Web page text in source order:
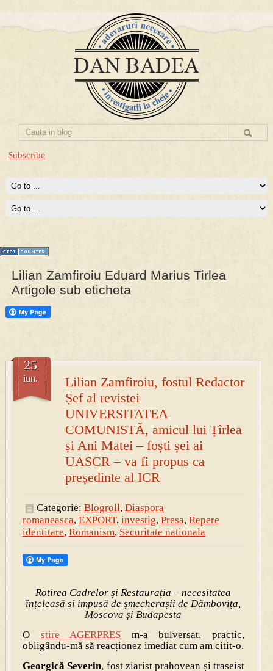
Subscribe
PRESA
Permise pentru vânătoarea de porci în costume, cu gulere albe
Prima mea carte publicata (Nemira)
Averea Presedintelui: prima lucrare despre controversatele
conturi secrete ale Securitatii.
Lilian Zamfiroiu Eduard Marius Tirlea
Artigole sub eticheta
Lilian Zamfiroiu, fostul Redactor
Șef al revistei
UNIVERSITATEA
COMUNISTĂ, amicul lui Țîrlea
și Ani Matei – foști șei ai
UASCR – va fi propus ca
președinte al ICR
25
iun.
Categorie: Blogroll, Diaspora
romaneasca, EXPORT, investig, Presa, Repere
identitare, Romanism, Securitate nationala
Rotirea Cadrelor și Restaurația – necesitatea
înțeleasă și impusă de șmecherașii de Dâmbovița,
Moscova și Budapesta
O stire AGERPRES m-a bulversat, practic,
obligându-mă să reacționez imediat cum am citit-o.
Georgică Severin, fost ziarist prahovean și traseist